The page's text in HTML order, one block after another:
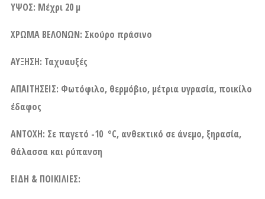
ΥΨΟΣ: Μέχρι 20 μ
ΧΡΩΜΑ ΒΕΛΟΝΩΝ: Σκούρο πράσινο
ΑΥΞΗΣΗ: Ταχυαυξές
ΑΠΑΙΤΗΣΕΙΣ: Φωτόφιλο, θερμόβιο, μέτρια υγρασία, ποικίλο
έδαφος
ΑΝΤΟΧΗ: Σε παγετό -10 °C, ανθεκτικό σε άνεμο, ξηρασία,
θάλασσα και ρύπανση
ΕΙΔΗ & ΠΟΙΚΙΛΙΕΣ: